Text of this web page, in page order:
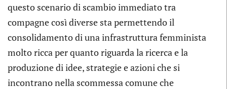
questo scenario di scambio immediato tra
compagne così diverse sta permettendo il
consolidamento di una infrastruttura femminista
molto ricca per quanto riguarda la ricerca e la
produzione di idee, strategie e azioni che si
incontrano nella scommessa comune che